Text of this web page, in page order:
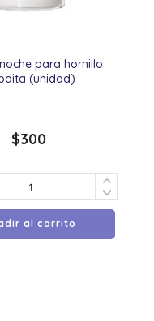
para hornillo
(unidad)
$300
al carrito